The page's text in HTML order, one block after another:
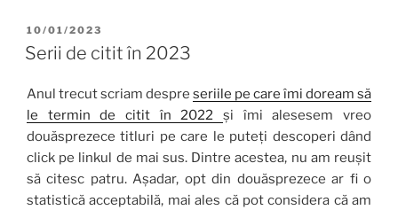
POSTED
ON
10/01/2023
Serii de citit în 2023
Anul trecut scriam despre seriile pe care îmi doream să
le termin de citit în 2022 și îmi alesesem vreo
douăsprezece titluri pe care le puteți descoperi dând
click pe linkul de mai sus. Dintre acestea, nu am reușit
să citesc patru. Așadar, opt din douăsprezece ar fi o
statistică acceptabilă, mai ales că pot considera că am